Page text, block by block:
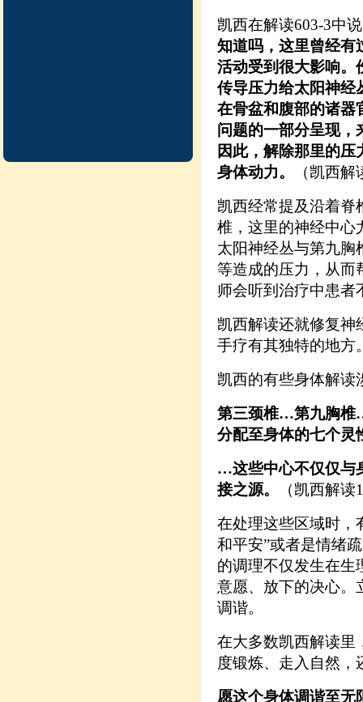
凯西在解读603-3中
知道吗，这里曾经有
活动受到很大影响。
传导压力给太阳神
在骨盆和腹部的诸器
问题的一部分呈现
因此，解除那里的
身体动力。
（凯西
凯西经常提及沿着脊
椎，这里的神经中心
太阳神经丛与第九胸
等造成的压力，从而
师会听到治疗中患者
凯西解读还就修复神
手疗有其独特的地方
凯西的有些身体解读
第三颈椎…第九胸椎
分配至身体的七个灵
…这些中心不仅仅与
接之源。
（凯西解读
在处理这些区域时，
和平安”或者是情绪
的调理不仅发生在生
意愿、放下的决心。
调谐。
在大多数凯西解读里
度锻炼、走入自然，
愿这个身体调谐至无